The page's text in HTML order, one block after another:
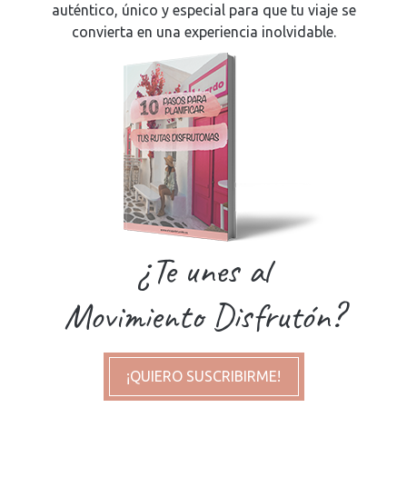
auténtico, único y especial para que tu viaje se
convierta en una experiencia inolvidable.
¿Te unes al
Movimiento Disfrutón?
¡QUIERO SUSCRIBIRME!